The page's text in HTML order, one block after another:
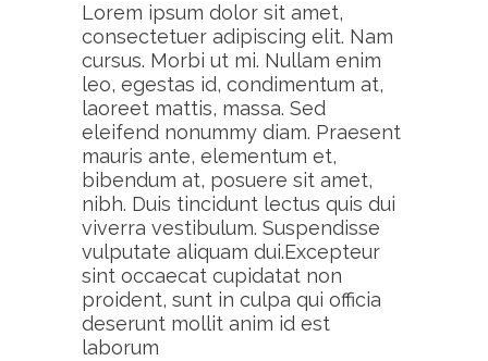
Lorem ipsum dolor sit amet,
consectetuer adipiscing elit. Nam
cursus. Morbi ut mi. Nullam enim
leo, egestas id, condimentum at,
laoreet mattis, massa. Sed
eleifend nonummy diam. Praesent
mauris ante, elementum et,
bibendum at, posuere sit amet,
nibh. Duis tincidunt lectus quis dui
viverra vestibulum. Suspendisse
vulputate aliquam dui.Excepteur
sint occaecat cupidatat non
proident, sunt in culpa qui officia
deserunt mollit anim id est
laborum